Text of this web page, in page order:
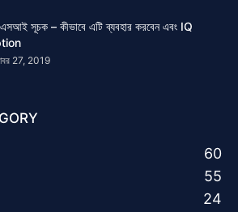
সূচক – কীভাবে এটি ব্যবহার করবেন এবং IQ
27, 2019
60
55
24